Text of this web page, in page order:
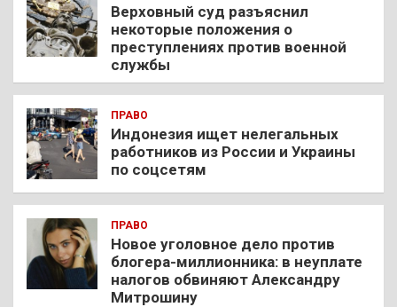
Верховный суд разъяснил
некоторые положения о
преступлениях против военной
службы
ПРАВО
Индонезия ищет нелегальных
работников из России и Украины
по соцсетям
ПРАВО
Новое уголовное дело против
блогера-миллионника: в неуплате
налогов обвиняют Александру
Митрошину